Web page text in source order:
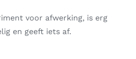
was:
€110,00.
is:
€60,00.
voor afwerking, is erg
en geeft iets af.